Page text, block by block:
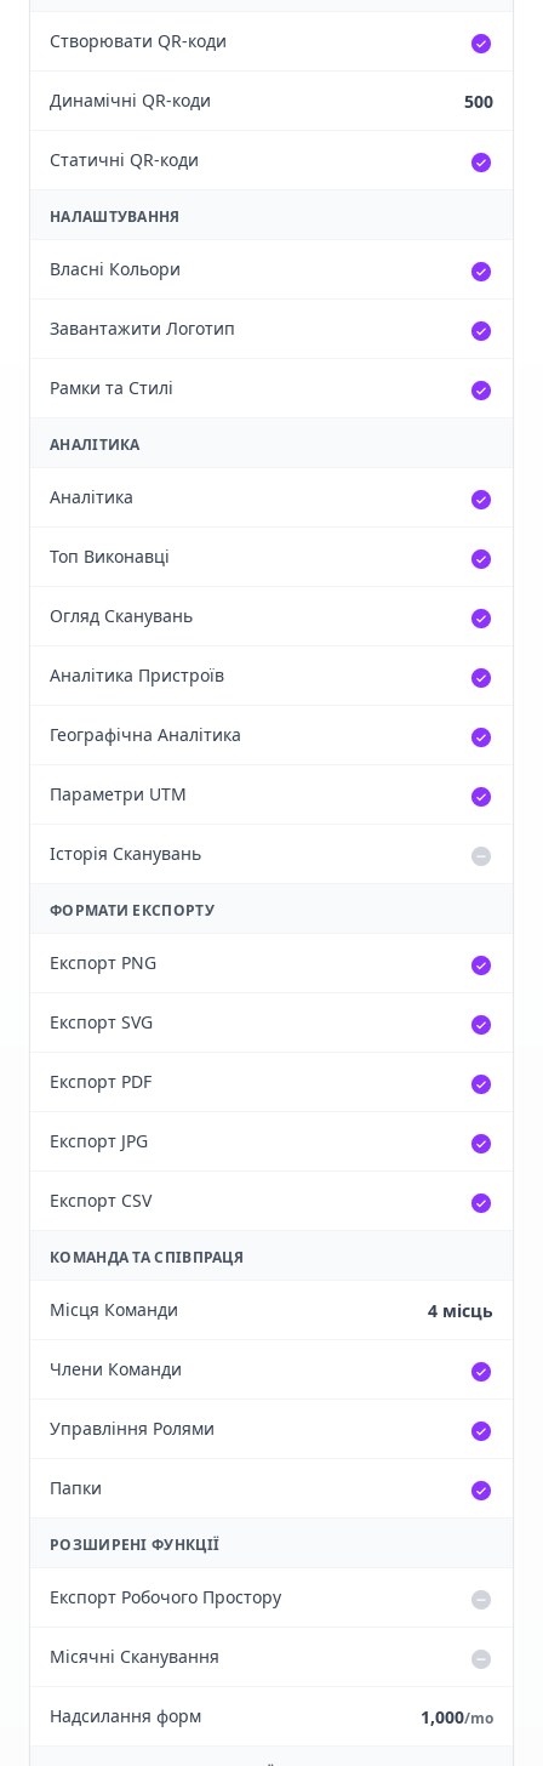
Створювати QR-коди
Динамічні QR-коди 500
Статичні QR-коди
НАЛАШТУВАННЯ
Власні Кольори
Завантажити Логотип
Рамки та Стилі
АНАЛІТИКА
Аналітика
Топ Виконавці
Огляд Сканувань
Аналітика Пристроїв
Географічна Аналітика
Параметри UTM
Історія Сканувань
ФОРМАТИ ЕКСПОРТУ
Експорт PNG
Експорт SVG
Експорт PDF
Експорт JPG
Експорт CSV
КОМАНДА ТА СПІВПРАЦЯ
Місця Команди 4 місць
Члени Команди
Управління Ролями
Папки
РОЗШИРЕНІ ФУНКЦІЇ
Експорт Робочого Простору
Місячні Сканування
Надсилання форм 1,000/mo